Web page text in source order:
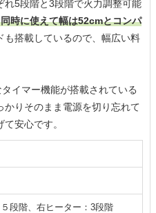
れ5段階と3段階で火力調整可能
時に使えて幅は52cmとコンパ
も搭載しているので、幅広い料
イマー機能が搭載されている
りそのまま電源を切り忘れて
安心です。
段階、右ヒーター：3段階